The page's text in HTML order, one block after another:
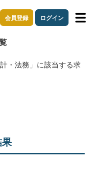
会員登録 ログイン
・法務」に該当する求